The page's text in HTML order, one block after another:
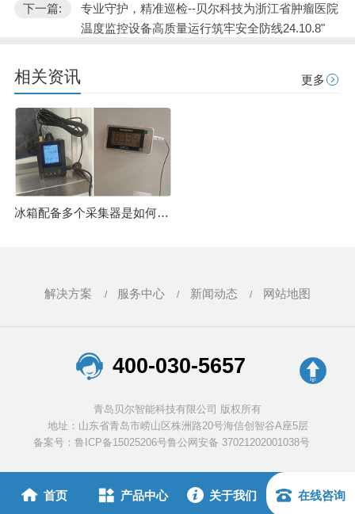
下一篇:
专业守护，精准巡检--贝尔科技为浙江省肿瘤医院
温度监控设备高质量运行筑牢安全防线24.10.8"
相关资讯 更多
冰箱配备多个采集器是如何完成向云端平台传输数据的呢？24.11.20
解决方案 服务中心 新闻动态 网站地图
400-030-5657
青岛贝尔智能科技有限公司 版权所有
地址：山东省青岛市崂山区株洲路20号海信创智谷A座5层
备案号：鲁ICP备15025206号鲁公网安备 37021202001038号
首页 产品中心 关于我们 在线咨询